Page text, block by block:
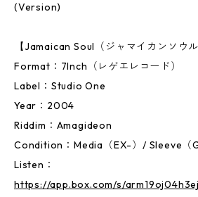
(Version)
【Jamaican Soul（ジャマイカンソウ
Format：7Inch（レゲエレコード）
Label：Studio One
Year：2004
Riddim：Amagideon
Condition：Media（EX-）/ Sleeve（
Listen：
https://app.box.com/s/